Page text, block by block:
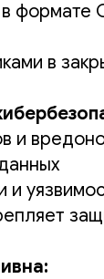
формате
в
и
и